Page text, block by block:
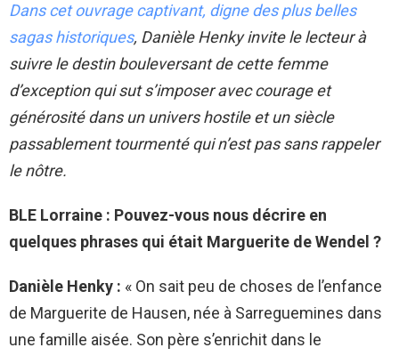
Dans cet ouvrage captivant, digne des plus belles
sagas historiques, Danièle Henky invite le lecteur à
suivre le destin bouleversant de cette femme
d’exception qui sut s’imposer avec courage et
générosité dans un univers hostile et un siècle
passablement tourmenté qui n’est pas sans rappeler
le nôtre.
BLE Lorraine : Pouvez-vous nous décrire en
quelques phrases qui était Marguerite de Wendel ?
Danièle Henky : « On sait peu de choses de l’enfance
de Marguerite de Hausen, née à Sarreguemines dans
une famille aisée. Son père s’enrichit dans le